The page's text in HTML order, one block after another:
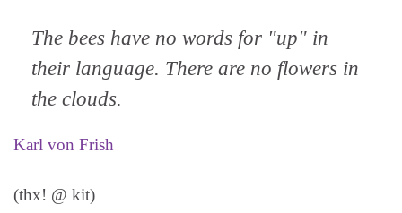
The bees have no words for "up" in
their language. There are no flowers in
the clouds.
Karl von Frish
(thx! @ kit)